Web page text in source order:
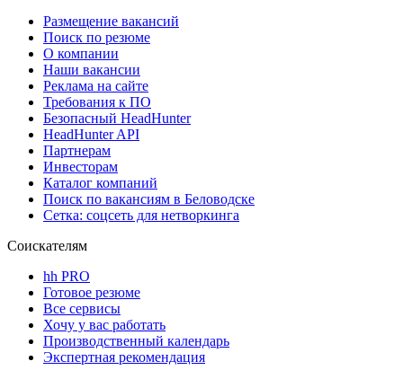
Размещение вакансий
Поиск по резюме
О компании
Наши вакансии
Реклама на сайте
Требования к ПО
Безопасный HeadHunter
HeadHunter API
Партнерам
Инвесторам
Каталог компаний
Поиск по вакансиям в Беловодске
Сетка: соцсеть для нетворкинга
Соискателям
hh PRO
Готовое резюме
Все сервисы
Хочу у вас работать
Производственный календарь
Экспертная рекомендация